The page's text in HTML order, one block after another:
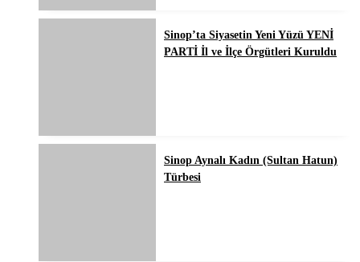
Sinop’ta Siyasetin Yeni Yüzü YENİ
PARTİ İl ve İlçe Örgütleri Kuruldu
Sinop Aynalı Kadın (Sultan Hatun)
Türbesi